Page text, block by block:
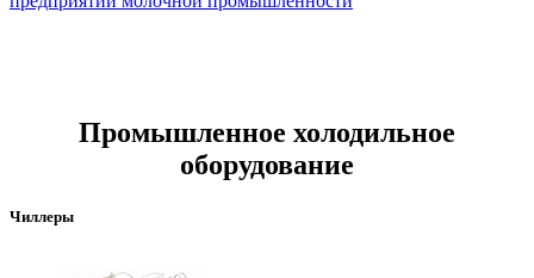
Промышленное холодильное
оборудование
Чиллеры